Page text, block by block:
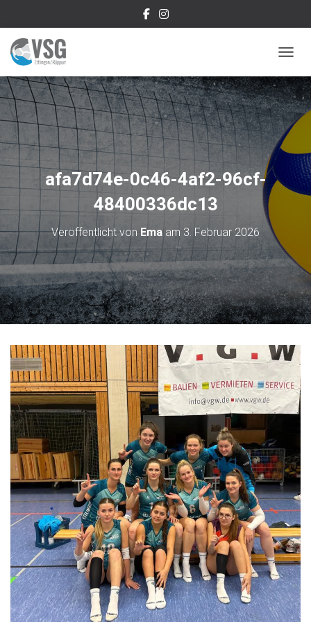
afa7d74e-0c46-4af2-96cf-
48400336dc13
Veröffentlicht von Ema am 3. Februar 2026